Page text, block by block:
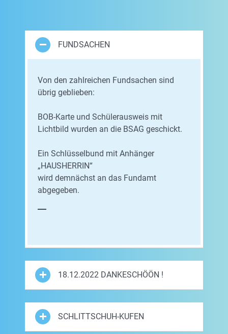
FUNDSACHEN
Von den zahlreichen Fundsachen sind
übrig geblieben:
BOB-Karte und Schülerausweis mit
Lichtbild wurden an die BSAG geschickt.
Ein Schlüsselbund mit Anhänger
„HAUSHERRIN“
wird demnächst an das Fundamt
abgegeben.
18.12.2022 DANKESCHÖÖN !
SCHLITTSCHUH-KUFEN